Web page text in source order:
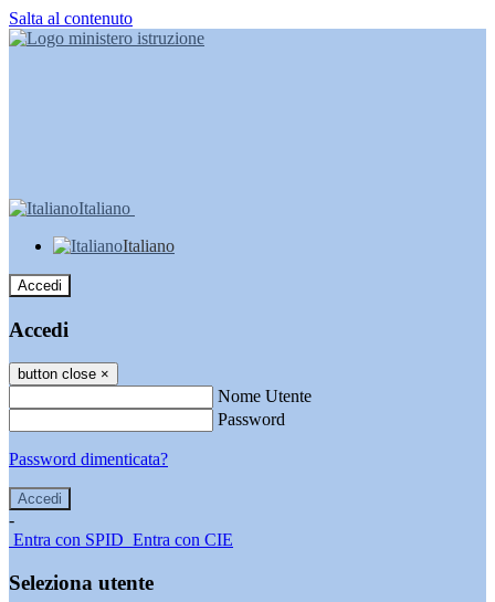
Salta al contenuto
Italiano
Italiano
Accedi
Accedi
button close ×
Nome Utente
Password
Password dimenticata?
-
Entra con SPID Entra con CIE
Seleziona utente